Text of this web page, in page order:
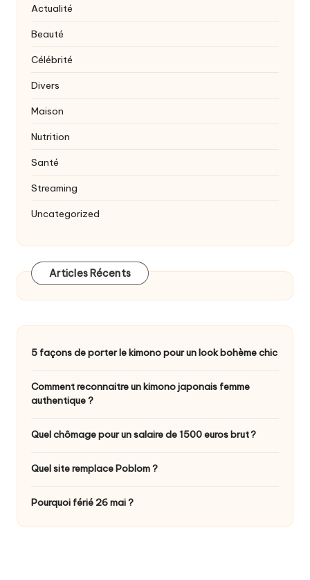
Actualité
Beauté
Célébrité
Divers
Maison
Nutrition
Santé
Streaming
Uncategorized
Articles Récents
5 façons de porter le kimono pour un look bohème chic
Comment reconnaitre un kimono japonais femme
authentique ?
Quel chômage pour un salaire de 1500 euros brut ?
Quel site remplace Poblom ?
Pourquoi férié 26 mai ?